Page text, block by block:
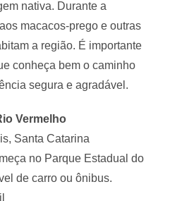
nativa. Durante a
macacos-prego e outras
a região. É importante
conheça bem o caminho
segura e agradável.
Vermelho
Santa Catarina
no Parque Estadual do
de carro ou ônibus.